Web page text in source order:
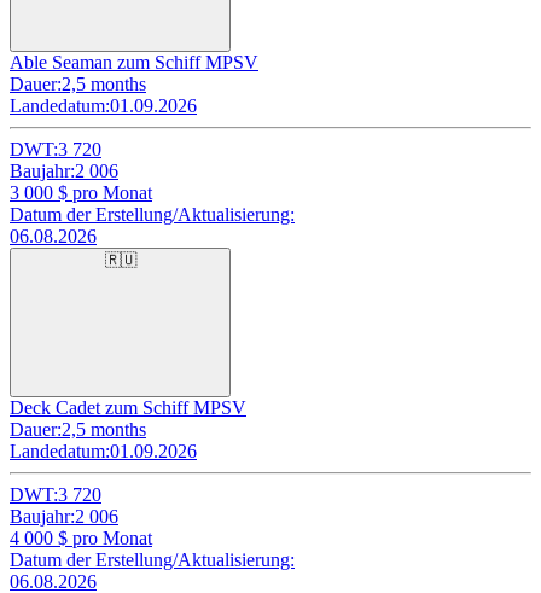
Able Seaman zum Schiff MPSV
Dauer:2,5 months
Landedatum:01.09.2026
DWT:3 720
Baujahr:2 006
3 000 $ pro Monat
Datum der Erstellung/Aktualisierung:
06.08.2026
🇷🇺
Deck Cadet zum Schiff MPSV
Dauer:2,5 months
Landedatum:01.09.2026
DWT:3 720
Baujahr:2 006
4 000 $ pro Monat
Datum der Erstellung/Aktualisierung:
06.08.2026